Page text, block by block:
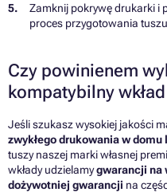
Zamknij pokrywę drukarki i
proces przygotowania
Czy powinienem
kompatybilny
Jeśli szukasz wysokiej jakości
zwykłego drukowania w domu
tuszy naszej marki własnej
wkłady udzielamygwarancji na
dożywotniej gwarancji na